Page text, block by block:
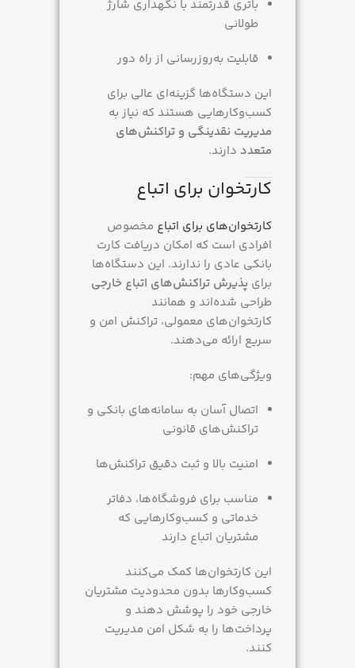
باتری قدرتمند با نگهداری شارژ
طولانی
قابلیت به‌روزرسانی از راه دور
این دستگاه‌ها گزینه‌ای عالی برای
کسب‌وکارهایی هستند که نیاز به
مدیریت نقدینگی و تراکنش‌های
متعدد دارند.
کارتخوان برای اتباع
کارتخوان‌های برای اتباع مخصوص
افرادی است که امکان دریافت کارت
بانکی عادی را ندارند. این دستگاه‌ها
برای پذیرش تراکنش‌های اتباع خارجی
طراحی شده‌اند و همانند
کارتخوان‌های معمولی، تراکنش امن و
سریع ارائه می‌دهند.
ویژگی‌های مهم:
اتصال آسان به سامانه‌های بانکی و
تراکنش‌های قانونی
امنیت بالا و ثبت دقیق تراکنش‌ها
مناسب برای فروشگاه‌ها، دفاتر
خدماتی و کسب‌وکارهایی که
مشتریان اتباع دارند
این کارتخوان‌ها کمک می‌کنند
کسب‌وکارها بدون محدودیت مشتریان
خارجی خود را پوشش دهند و
پرداخت‌ها را به شکل امن مدیریت
کنند.